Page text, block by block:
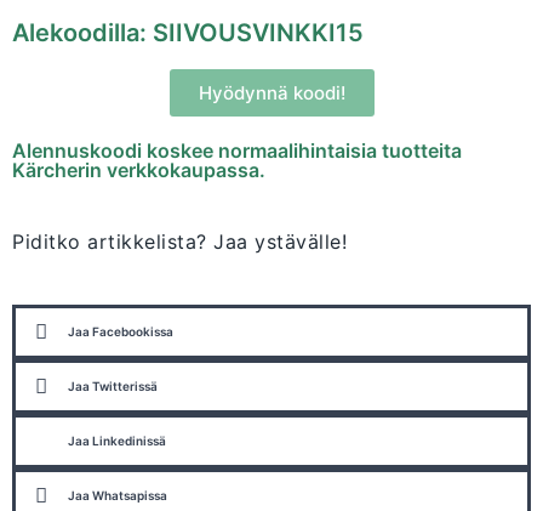
Alekoodilla: SIIVOUSVINKKI15
Hyödynnä koodi!
Alennuskoodi koskee normaalihintaisia tuotteita
Kärcherin verkkokaupassa.
Piditko artikkelista? Jaa ystävälle!
Jaa Facebookissa
Jaa Twitterissä
Jaa Linkedinissä
Jaa Whatsapissa